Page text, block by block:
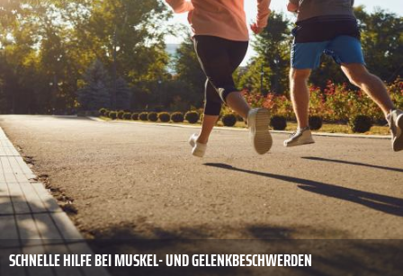
SCHNELLE HILFE BEI MUSKEL- UND GELENKBESCHWERDEN